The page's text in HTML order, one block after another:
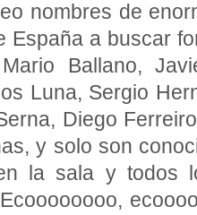
nombres de
España a buscar
Ballano,
Luna, Sergio
Diego
y solo son
la sala y todos
Ecoooooooo,